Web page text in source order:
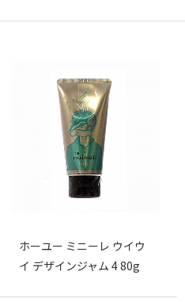
ホーユー ミニーレ ウイウ
イ デザインジャム 4 80g